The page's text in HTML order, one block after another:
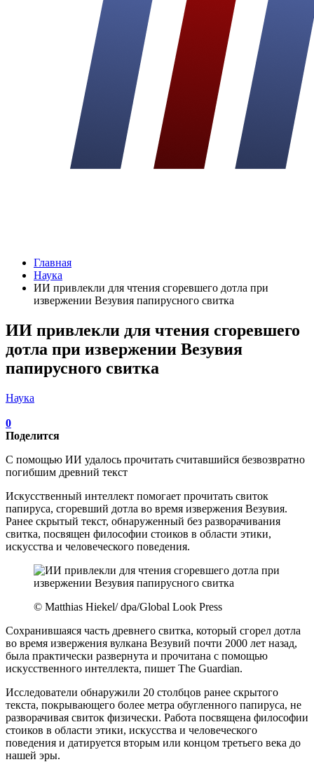
Главная
Наука
ИИ привлекли для чтения сгоревшего дотла при
извержении Везувия папирусного свитка
ИИ привлекли для чтения сгоревшего
дотла при извержении Везувия
папирусного свитка
Наука
0
Поделится
С помощью ИИ удалось прочитать считавшийся безвозвратно
погибшим древний текст
Искусственный интеллект помогает прочитать свиток
папируса, сгоревший дотла во время извержения Везувия.
Ранее скрытый текст, обнаруженный без разворачивания
свитка, посвящен философии стоиков в области этики,
искусства и человеческого поведения.
© Matthias Hiekel/ dpa/Global Look Press
Сохранившаяся часть древнего свитка, который сгорел дотла
во время извержения вулкана Везувий почти 2000 лет назад,
была практически развернута и прочитана с помощью
искусственного интеллекта, пишет The Guardian.
Исследователи обнаружили 20 столбцов ранее скрытого
текста, покрывающего более метра обугленного папируса, не
разворачивая свиток физически. Работа посвящена философии
стоиков в области этики, искусства и человеческого
поведения и датируется вторым или концом третьего века до
нашей эры.